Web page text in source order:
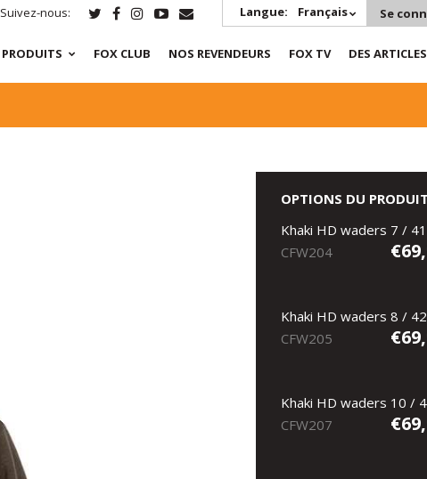
Suivez-nous: Langue: Français Se
PRODUITS FOX CLUB NOS REVENDEURS FOX TV DES ARTICLES
OPTIONS DU PRODUIT
Khaki HD waders 7 / 41
CFW204
Khaki HD waders 8 / 42
CFW205
Khaki HD waders 10 /
CFW207